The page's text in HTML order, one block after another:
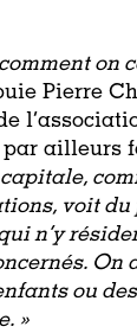
on
Pierre
ailleurs
capitale,
voit du
n’y
On
ou
»